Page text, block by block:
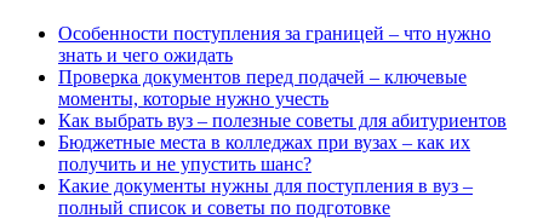
Особенности поступления за границей – что нужно
знать и чего ожидать
Проверка документов перед подачей – ключевые
моменты, которые нужно учесть
Как выбрать вуз – полезные советы для абитуриентов
Бюджетные места в колледжах при вузах – как их
получить и не упустить шанс?
Какие документы нужны для поступления в вуз –
полный список и советы по подготовке